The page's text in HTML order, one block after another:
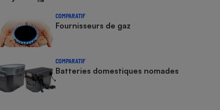
COMPARATIF
Fournisseurs de gaz
COMPARATIF
Batteries domestiques nomades